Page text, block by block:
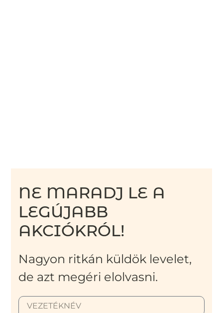
NE MARADJ LE A
LEGÚJABB
AKCIÓKRÓL!
Nagyon ritkán küldök levelet,
de azt megéri elolvasni.